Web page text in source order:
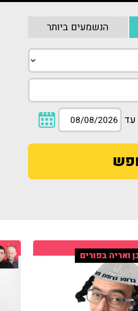
הנשמעים ביותר
עד
ואריה בפורים